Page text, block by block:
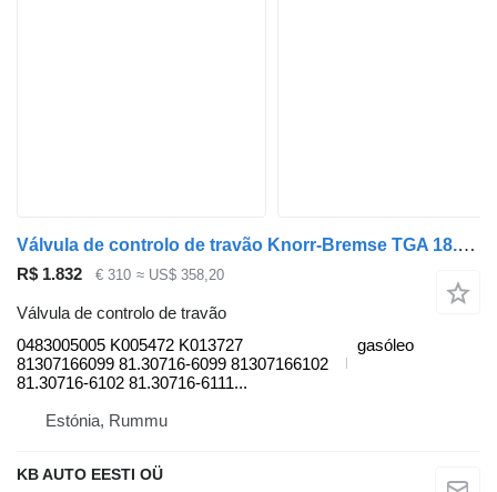
Válvula de controlo de travão Knorr-Bremse TGA 18.440 (01.00-) 0483005005 para camião MAN 4-series, TGA (1993-2009)
R$ 1.832 € 310 ≈ US$ 358,20
Válvula de controlo de travão
0483005005 K005472 K013727
81307166099 81.30716-6099 81307166102
81.30716-6102 81.30716-6111...
gasóleo
Estónia, Rummu
KB AUTO EESTI OÜ